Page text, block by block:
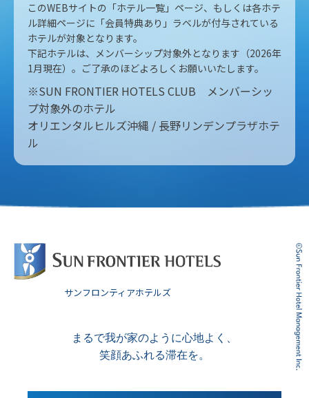
このWEBサイトの「ホテル一覧」ページ、もしくは各ホテ
ル詳細ページに「会員特典あり」ラベルが付与されている
ホテルが対象となります。
下記ホテルは、メンバーシップ対象外となります（2026年
1月現在）。ご了承のほどよろしくお願いいたします。
※SUN FRONTIER HOTELS CLUB メンバーシッ
プ対象外のホテル
オリエンタルヒルズ沖縄 / 長野リンデンプラザホテ
ル
サンフロンティアホテルズ
まるで我が家のように心地よく、
笑顔あふれる滞在を。